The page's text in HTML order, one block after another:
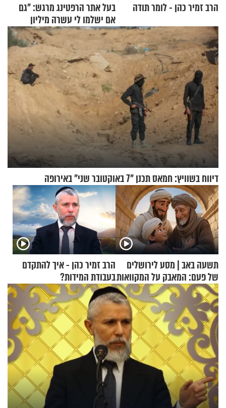
הרב זמיר כהן - לומר תודה
בעל אתר הרפטינג מרגש: "גם
אם ישלמו לי עשרה מיליון
שקלים - לא אפתח בשבת"
דיווח בשוויץ: חמאס תכנן "7 באוקטובר שני" באירופה
תשעה באב | מסע לירושלים
של פעם: המאבק על המקוואות
הרב זמיר כהן - איך להתקדם
בעבודת המידות?